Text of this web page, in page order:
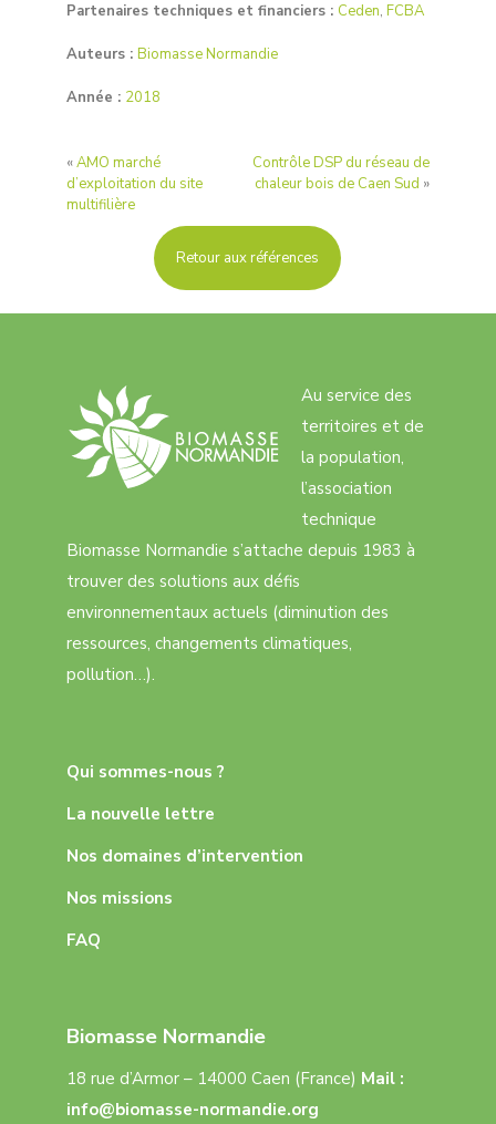
Partenaires techniques et financiers : Ceden, FCBA
Auteurs : Biomasse Normandie
Année : 2018
«AMO marché
d’exploitation du site
multifilière
Contrôle DSP du réseau de
chaleur bois de Caen Sud »
Retour aux références
Au service des
territoires et de
la population,
l’association
technique
Biomasse Normandie s’attache depuis 1983 à
trouver des solutions aux défis
environnementaux actuels (diminution des
ressources, changements climatiques,
pollution…).
Qui sommes-nous ?
La nouvelle lettre
Nos domaines d’intervention
Nos missions
FAQ
Biomasse Normandie
18 rue d’Armor – 14000 Caen (France) Mail :
info@biomasse-normandie.org